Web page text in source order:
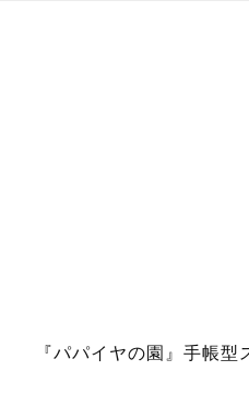
『パパイヤの園』手帳